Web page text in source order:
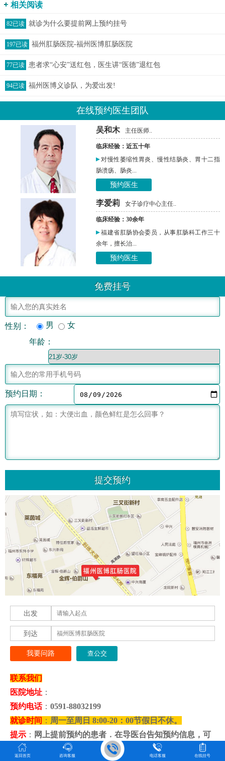
相关阅读
82已读 就诊为什么要提前网上预约挂号
197已读 福州肛肠医院-福州医博肛肠医院
77已读 患者求“心安”送红包，医生讲“医德”退红包
94已读 福州医博义诊队，为爱出发!
在线预约医生团队
吴和木 主任医师..
临床经验：近五十年
对慢性萎缩性胃炎、慢性结肠炎、胃十二指
肠溃疡、肠炎...
预约医生
李爱莉 女子诊疗中心主任..
临床经验：30余年
福建省肛肠协会委员，从事肛肠科工作三十
余年，擅长治...
预约医生
免费挂号
性别： 男
女
年龄：
预约日期：
提交预约
出发
到达
我要问路
联系我们
医院地址 ：
预约电话： 0591-88032199
就诊时间 ： 周一至周日 8:00-20：00节假日不休。
提示 ： 网上提前预约的患者，在导医台告知预约信息，可
以由导医带领直接就诊，无需排队等候。
返回首页 咨询客服 电话客服 在线挂号